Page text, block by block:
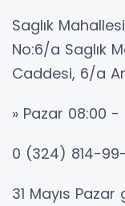
Saglık
No:6/a Saglık
Caddesi, 6/a
» Pazar 08:00 -
0 (324) 814-99-
31 Mayıs